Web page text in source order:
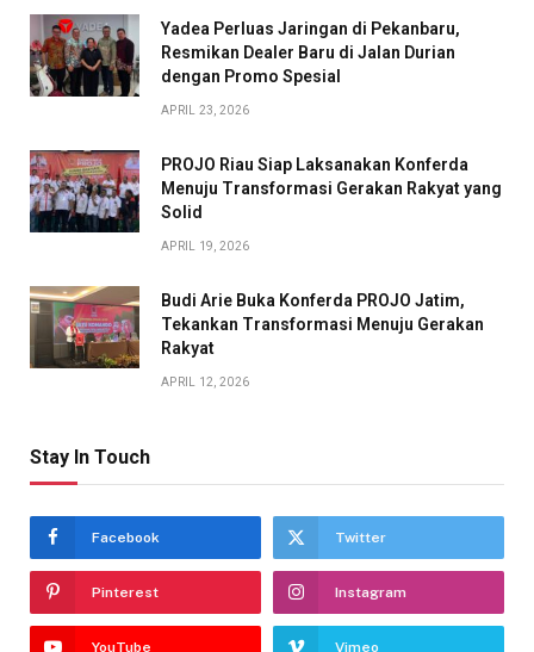
Yadea Perluas Jaringan di Pekanbaru,
Resmikan Dealer Baru di Jalan Durian
dengan Promo Spesial
APRIL 23, 2026
PROJO Riau Siap Laksanakan Konferda
Menuju Transformasi Gerakan Rakyat yang
Solid
APRIL 19, 2026
Budi Arie Buka Konferda PROJO Jatim,
Tekankan Transformasi Menuju Gerakan
Rakyat
APRIL 12, 2026
Stay In Touch
Facebook Twitter
Pinterest Instagram
YouTube Vimeo